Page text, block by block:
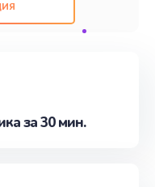
- предоставить
записаться на
за 30 мин.